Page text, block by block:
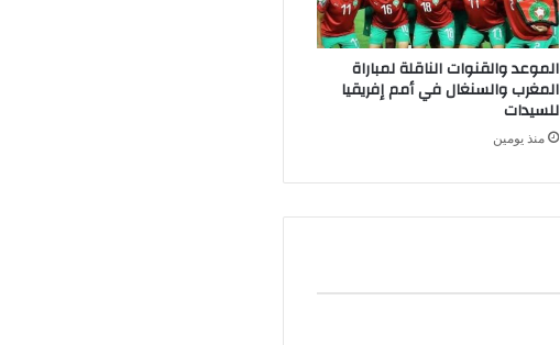
الموعد والقنوات الناقلة لمباراة
المغرب والسنغال في أمم إفريقيا
للسيدات
منذ يومين